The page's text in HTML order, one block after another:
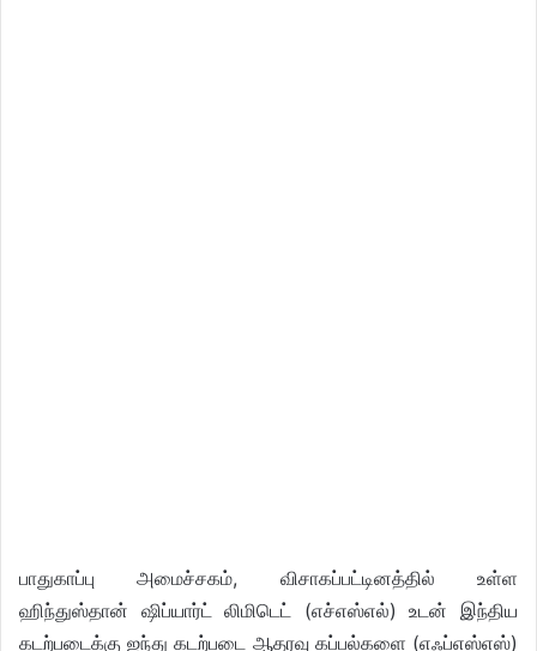
பாதுகாப்பு அமைச்சகம், விசாகப்பட்டினத்தில் உள்ள
ஹிந்துஸ்தான் ஷிப்யார்ட் லிமிடெட் (எச்எஸ்எல்) உடன் இந்திய
கடற்படைக்கு ஐந்து கடற்படை ஆதரவு கப்பல்களை (எஃப்எஸ்எஸ்)